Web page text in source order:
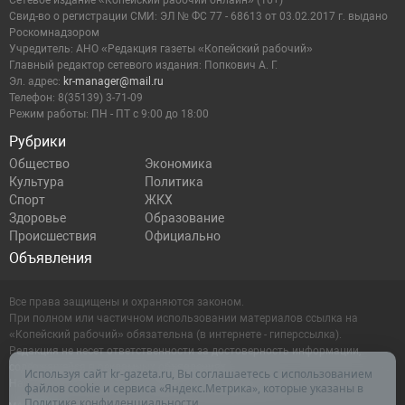
Рубрики
Общество
Экономика
Культура
Политика
Спорт
ЖКХ
Здоровье
Образование
Происшествия
Официально
Объявления
Cвид-во о регистрации СМИ: ЭЛ № ФС 77 - 68613 от 03.02.2017 г. выдано
Роскомнадзором
Учредитель: АНО «Редакция газеты «Копейский рабочий»
Главный редактор сетевого издания: Попкович А. Г.
Эл. адрес: kr-manager@mail.ru
Телефон: 8(35139) 3-71-09
Режим работы: ПН - ПТ с 9:00 до 18:00
Все права защищены и охраняются законом.
При полном или частичном использовании материалов ссылка на
«Копейский рабочий» обязательна (в интернете - гиперссылка).
Редакция не несет ответственности за достоверность информации,
содержащейся в рекламных объявлениях.
Настоящий ресурс может содержать материалы 16+
Используя сайт kr-gazeta.ru, Вы соглашаетесь с использованием
файлов cookie и сервиса «Яндекс.Метрика», которые указаны в